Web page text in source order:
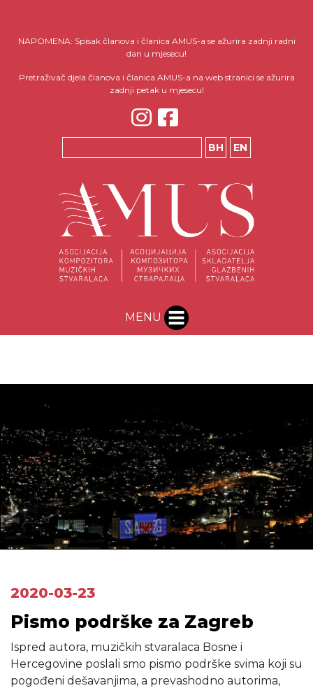
NAPOMENA: Spisak članova i članica AMUS-a se ažurira zadnji radni
dan u mjesecu!
Pretraživač djela članova i članica AMUS-a na web stranici se ažurira
zadnji petak u mjesecu!
BH EN
MENU
2020-03-23
Pismo podrške za Zagreb
Ispred autora, muzičkih stvaralaca Bosne i
Hercegovine poslali smo pismo podrške svima koji su
pogođeni dešavanjima, a prevashodno autorima,